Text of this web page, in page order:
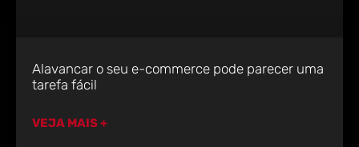
Alavancar o seu e-commerce pode parecer uma
tarefa fácil
VEJA MAIS +